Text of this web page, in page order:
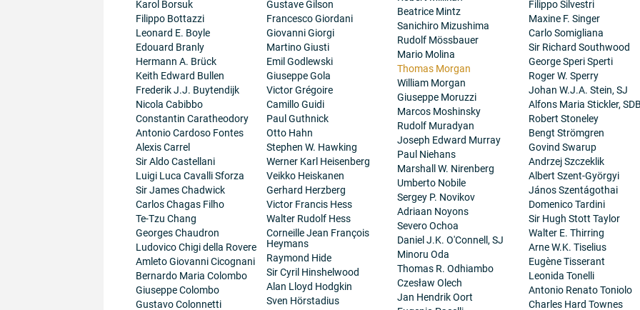
Karol Borsuk
Filippo Bottazzi
Leonard E. Boyle
Edouard Branly
Hermann A. Brück
Keith Edward Bullen
Frederik J.J. Buytendijk
Nicola Cabibbo
Constantin Caratheodory
Antonio Cardoso Fontes
Alexis Carrel
Sir Aldo Castellani
Luigi Luca Cavalli Sforza
Sir James Chadwick
Carlos Chagas Filho
Te-Tzu Chang
Georges Chaudron
Ludovico Chigi della Rovere
Amleto Giovanni Cicognani
Bernardo Maria Colombo
Giuseppe Colombo
Gustavo Colonnetti
Gustave Gilson
Francesco Giordani
Giovanni Giorgi
Martino Giusti
Emil Godlewski
Giuseppe Gola
Victor Grégoire
Camillo Guidi
Paul Guthnick
Otto Hahn
Stephen W. Hawking
Werner Karl Heisenberg
Veikko Heiskanen
Gerhard Herzberg
Victor Francis Hess
Walter Rudolf Hess
Corneille Jean François
Heymans
Raymond Hide
Sir Cyril Hinshelwood
Alan Lloyd Hodgkin
Sven Hörstadius
Beatrice Mintz
Sanichiro Mizushima
Rudolf Mössbauer
Mario Molina
Thomas Morgan
William Morgan
Giuseppe Moruzzi
Marcos Moshinsky
Rudolf Muradyan
Joseph Edward Murray
Paul Niehans
Marshall W. Nirenberg
Umberto Nobile
Sergey P. Novikov
Adriaan Noyons
Severo Ochoa
Daniel J.K. O'Connell, SJ
Minoru Oda
Thomas R. Odhiambo
Czesław Olech
Jan Hendrik Oort
Filippo Silvestri
Maxine F. Singer
Carlo Somigliana
Sir Richard Southwood
George Speri Sperti
Roger W. Sperry
Johan W.J.A. Stein, SJ
Alfons Maria Stickler,
Robert Stoneley
Bengt Strömgren
Govind Swarup
Andrzej Szczeklik
Albert Szent-Györgyi
János Szentágothai
Domenico Tardini
Sir Hugh Stott Taylor
Walter E. Thirring
Arne W.K. Tiselius
Eugène Tisserant
Leonida Tonelli
Antonio Renato Toniolo
Charles Hard Townes